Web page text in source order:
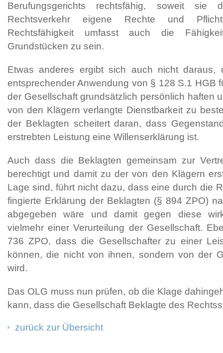
Berufungsgerichts rechtsfähig, soweit sie
Rechtsverkehr eigene Rechte und
Rechtsfähigkeit umfasst auch die
Grundstücken zu sein.
Etwas anderes ergibt sich auch nicht daraus,
entsprechender Anwendung von § 128 S.1 HGB
der Gesellschaft grundsätzlich persönlich haften
von den Klägern verlangte Dienstbarkeit zu
der Beklagten scheitert daran, dass
erstrebten Leistung eine Willenserklärung ist.
Auch dass die Beklagten gemeinsam zur
berechtigt und damit zu der von den Klägern
Lage sind, führt nicht dazu, dass eine durch die
fingierte Erklärung der Beklagten (§ 894 ZPO)
abgegeben wäre und damit gegen diese
vielmehr einer Verurteilung der Gesellschaft.
736 ZPO, dass die Gesellschafter zu einer
können, die nicht von ihnen, sondern von der
wird.
Das OLG muss nun prüfen, ob die Klage
kann, dass die Gesellschaft Beklagte des
zurück zur Übersicht